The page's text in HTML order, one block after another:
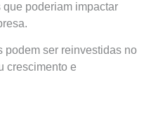
poderiam impactar
podem ser reinvestidas no
crescimento e